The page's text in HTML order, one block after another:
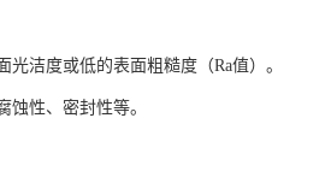
洁度或低的表面粗糙度（Ra值）。
性、密封性等。